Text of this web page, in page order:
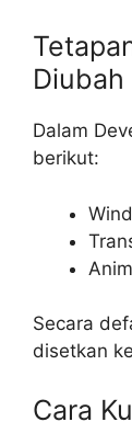
Diubah
Dalam
berikut:
Secara
disetkan
Cara